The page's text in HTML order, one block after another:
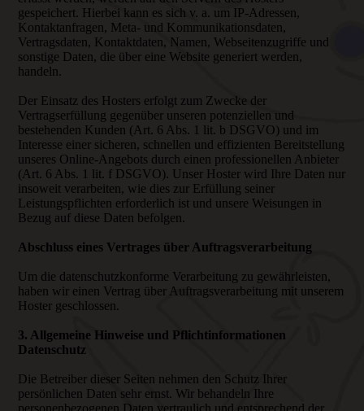
gespeichert. Hierbei kann es sich v. a. um IP-Adressen,
Kontaktanfragen, Meta- und Kommunikationsdaten,
Vertragsdaten, Kontaktdaten, Namen, Webseitenzugriffe und
sonstige Daten, die über eine Website generiert werden,
handeln.
Der Einsatz des Hosters erfolgt zum Zwecke der
Vertragserfüllung gegenüber unseren potenziellen und
bestehenden Kunden (Art. 6 Abs. 1 lit. b DSGVO) und im
Interesse einer sicheren, schnellen und effizienten Bereitstellung
unseres Online-Angebots durch einen professionellen Anbieter
(Art. 6 Abs. 1 lit. f DSGVO). Unser Hoster wird Ihre Daten nur
insoweit verarbeiten, wie dies zur Erfüllung seiner
Leistungspflichten erforderlich ist und unsere Weisungen in
Bezug auf diese Daten befolgen.
Abschluss eines Vertrages über Auftragsverarbeitung
Um die datenschutzkonforme Verarbeitung zu gewährleisten,
haben wir einen Vertrag über Auftragsverarbeitung mit unserem
Hoster geschlossen.
3. Allgemeine Hinweise und Pflichtinformationen
Datenschutz
Die Betreiber dieser Seiten nehmen den Schutz Ihrer
persönlichen Daten sehr ernst. Wir behandeln Ihre
personenbezogenen Daten vertraulich und entsprechend der